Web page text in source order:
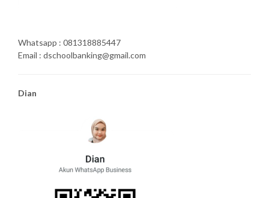
Whatsapp : 081318885447
Email : dschoolbanking@gmail.com
Dian